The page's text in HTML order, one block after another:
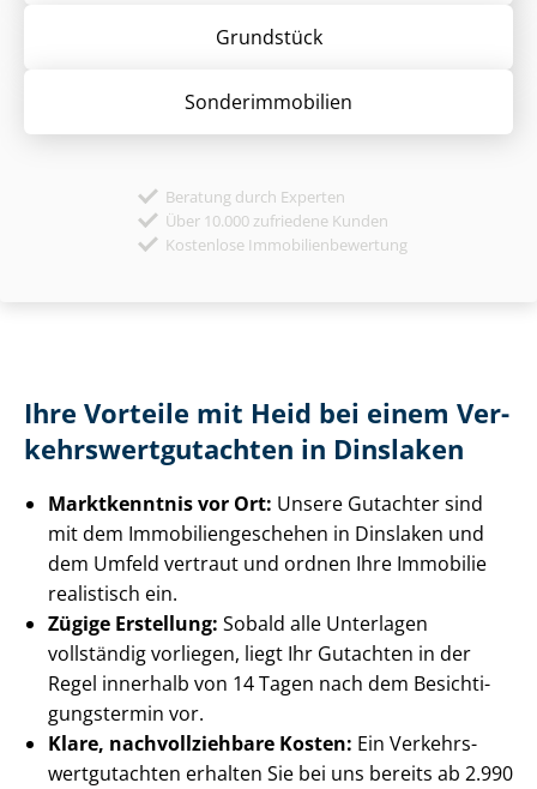
Grund­stück
Sonder­immobilien
Beratung durch Experten
Über 10.000 zufriedene Kunden
Kostenlose Immobilienbewertung
Ihre Vorteile mit Heid bei einem Ver­
kehrs­wert­gut­ach­ten in Dinslaken
Marktkenntnis vor Ort: Unsere Gutachter sind
mit dem Im­mo­bi­li­en­ge­sche­hen in Dinslaken und
dem Umfeld vertraut und ordnen Ihre Immobilie
realistisch ein.
Zügige Erstellung: Sobald alle Unterlagen
vollständig vorliegen, liegt Ihr Gutachten in der
Regel innerhalb von 14 Tagen nach dem Be­sich­ti­
gungs­ter­min vor.
Klare, nach­voll­zieh­ba­re Kosten: Ein Ver­kehrs­
wert­gut­ach­ten erhalten Sie bei uns bereits ab 2.990